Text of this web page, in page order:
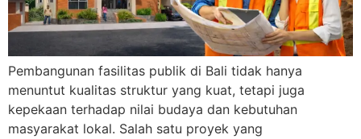
Pembangunan fasilitas publik di Bali tidak hanya
menuntut kualitas struktur yang kuat, tetapi juga
kepekaan terhadap nilai budaya dan kebutuhan
masyarakat lokal. Salah satu proyek yang